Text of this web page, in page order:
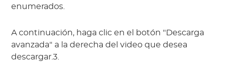
enumerados.
A continuación, haga clic en el botón "Descarga
avanzada" a la derecha del video que desea
descargar.3.